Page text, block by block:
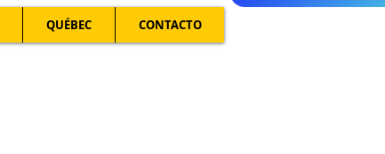
QUÉBEC CONTACTO